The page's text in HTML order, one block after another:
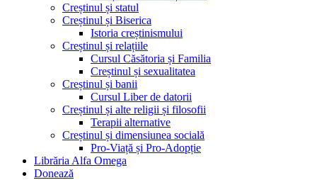
Creștinul și statul
Creștinul și Biserica
Istoria creștinismului
Creștinul și relațiile
Cursul Căsătoria și Familia
Creștinul și sexualitatea
Creștinul și banii
Cursul Liber de datorii
Creștinul și alte religii și filosofii
Terapii alternative
Creștinul și dimensiunea socială
Pro-Viață și Pro-Adopție
Librăria Alfa Omega
Donează